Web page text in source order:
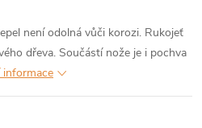
není odolná vůči korozi. Rukojeť
dřeva. Součástí nože je i pochva
informace